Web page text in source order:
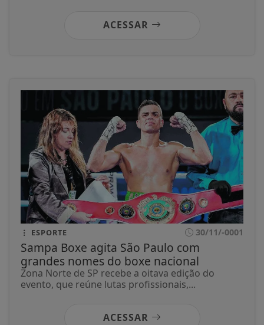
ACESSAR
ESPORTE 30/11/-0001
Sampa Boxe agita São Paulo com
grandes nomes do boxe nacional
Zona Norte de SP recebe a oitava edição do
evento, que reúne lutas profissionais,...
ACESSAR